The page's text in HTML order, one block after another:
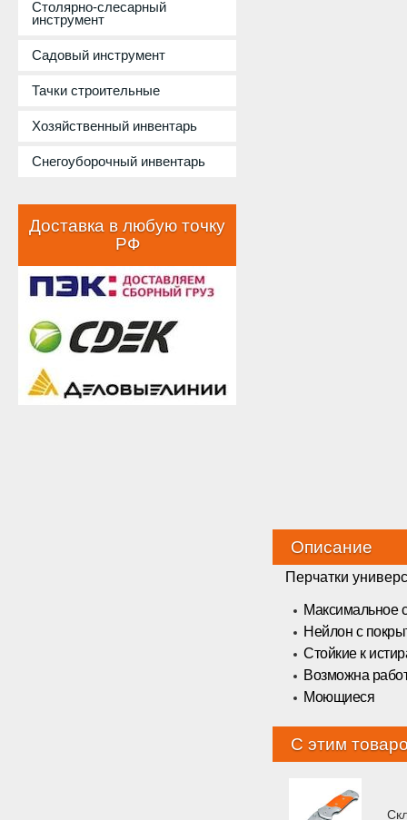
Столярно-слесарный
инструмент
Садовый инструмент
Тачки строительные
Хозяйственный инвентарь
Снегоуборочный инвентарь
Доставка в любую точку
РФ
Описание
Перчатки
Максимальное
Нейлон с
Стойкие к
Возможна
Моющиеся
С этим